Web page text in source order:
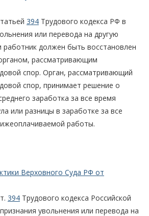
394 Трудового кодекса РФ в
или перевода на другую
работник должен быть восстановлен
рассматривающим
спор. Орган, рассматривающий
спор, принимает решение о
заработка за все время
или разницы в заработке за все
работы.
Верховного Суда РФ от
394 Трудового кодекса Российской
увольнения или перевода на